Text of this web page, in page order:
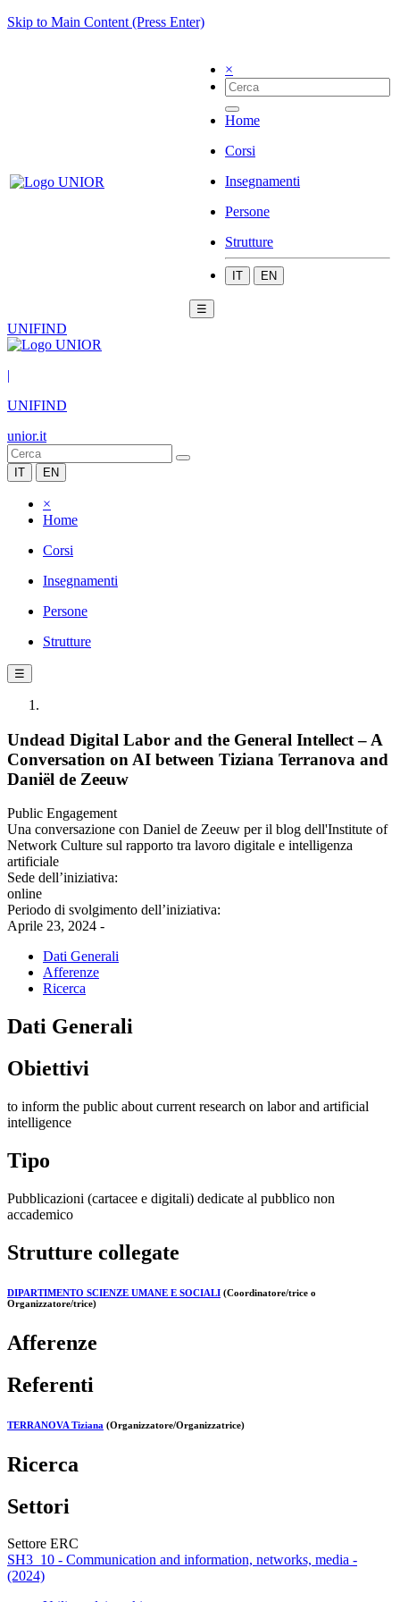
Skip to Main Content (Press Enter)
×
Home
Corsi
Insegnamenti
Persone
Strutture
IT EN
☰
UNIFIND
|
UNIFIND
unior.it
IT EN
×
Home
Corsi
Insegnamenti
Persone
Strutture
☰
Undead Digital Labor and the General Intellect – A
Conversation on AI between Tiziana Terranova and
Daniël de Zeeuw
Public Engagement
Una conversazione con Daniel de Zeeuw per il blog dell'Institute of
Network Culture sul rapporto tra lavoro digitale e intelligenza
artificiale
Sede dell’iniziativa:
online
Periodo di svolgimento dell’iniziativa:
Aprile 23, 2024 -
Dati Generali
Afferenze
Ricerca
Dati Generali
Obiettivi
to inform the public about current research on labor and artificial
intelligence
Tipo
Pubblicazioni (cartacee e digitali) dedicate al pubblico non
accademico
Strutture collegate
DIPARTIMENTO SCIENZE UMANE E SOCIALI (Coordinatore/trice o
Organizzatore/trice)
Afferenze
Referenti
TERRANOVA Tiziana (Organizzatore/Organizzatrice)
Ricerca
Settori
Settore ERC
SH3_10 - Communication and information, networks, media -
(2024)